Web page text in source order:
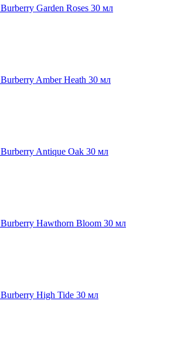
Burberry Garden Roses 30 мл
Burberry Amber Heath 30 мл
Burberry Antique Oak 30 мл
Burberry Hawthorn Bloom 30 мл
Burberry High Tide 30 мл